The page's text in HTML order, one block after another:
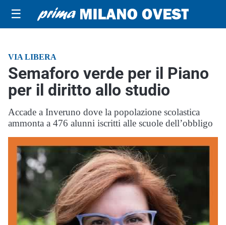
☰
VIA LIBERA
Semaforo verde per il Piano
per il diritto allo studio
Accade a Inveruno dove la popolazione scolastica
ammonta a 476 alunni iscritti alle scuole dell’obbligo